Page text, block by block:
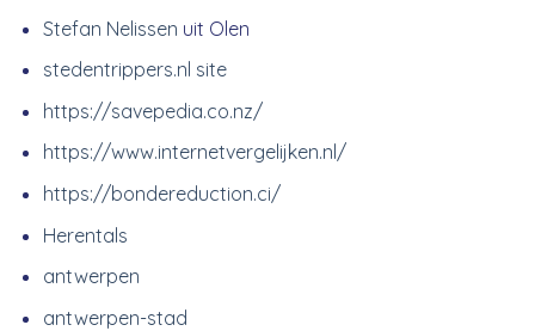
Stefan Nelissen uit Olen
stedentrippers.nl site
https://savepedia.co.nz/
https://www.internetvergelijken.nl/
https://bondereduction.ci/
Herentals
antwerpen
antwerpen-stad